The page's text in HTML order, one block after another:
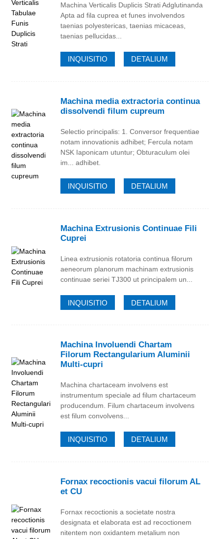
Machina Verticalis Duplicis Strati Adglutinanda
Apta ad fila cuprea et funes involvendos
taenias polyestericas, taenias micaceas,
taenias pellucidas...
INQUISITIO DETALIUM
Machina media extractoria continua
dissolvendi filum cupreum
Selectio principalis: 1. Conversor frequentiae
notam innovationis adhibet; Fercula notam
NSK Iaponicam utuntur; Obturaculum olei
im... adhibet.
INQUISITIO DETALIUM
Machina Extrusionis Continuae Fili
Cuprei
Linea extrusionis rotatoria continua filorum
aeneorum planorum machinam extrusionis
continuae seriei TJ300 ut principalem un...
INQUISITIO DETALIUM
Machina Involuendi Chartam
Filorum Rectangularium Aluminii
Multi-cupri
Machina chartaceam involvens est
instrumentum speciale ad filum chartaceum
producendum. Filum chartaceum involvens
est filum convolvens...
INQUISITIO DETALIUM
Fornax recoctionis vacui filorum AL
et CU
Fornax recoctionis a societate nostra
designata et elaborata est ad recoctionem
nitentem non oxidantem metalium non